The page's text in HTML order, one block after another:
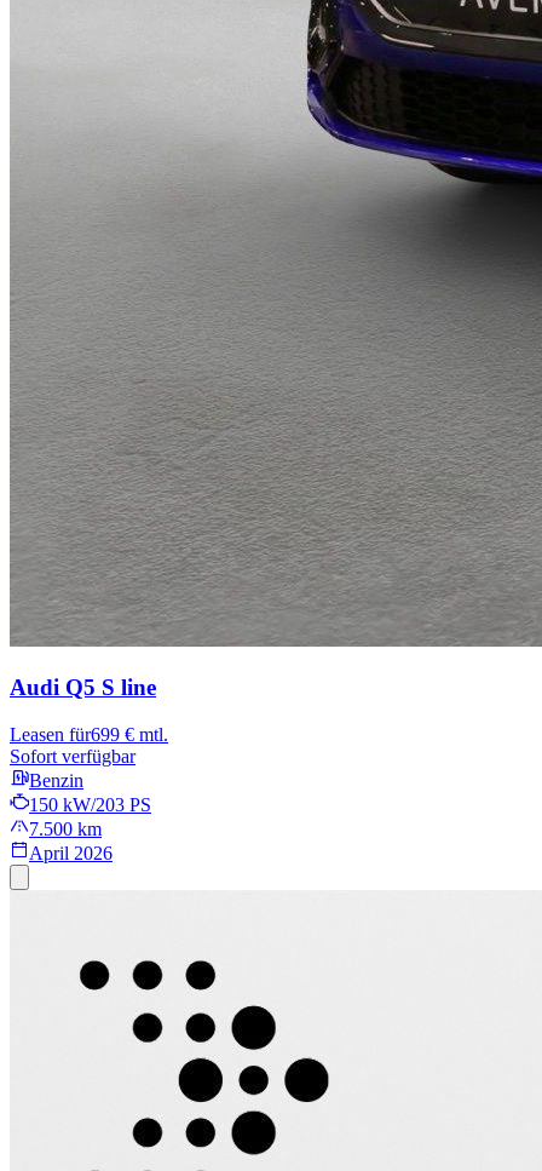
Audi Q5 S line
Leasen für699 € mtl.
Sofort verfügbar
Benzin
150 kW/203 PS
7.500 km
April 2026